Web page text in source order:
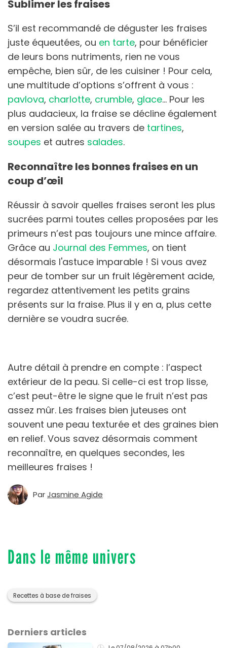
Sublimer les fraises
S’il est recommandé de déguster les fraises
juste équeutées, ou en tarte, pour bénéficier
de leurs bons nutriments, rien ne vous
empêche, bien sûr, de les cuisiner ! Pour cela,
une multitude d’options s’offrent à vous :
pavlova, charlotte, crumble, glace… Pour les
plus audacieux, la fraise se décline également
en version salée au travers de tartines,
soupes et autres salades.
Reconnaître les bonnes fraises en un
coup d’œil
Réussir à savoir quelles fraises seront les plus
sucrées parmi toutes celles proposées par les
primeurs n’est pas toujours une mince affaire.
Grâce au Journal des Femmes, on tient
désormais l'astuce imparable ! Si vous avez
peur de tomber sur un fruit légèrement acide,
regardez attentivement les petits grains
présents sur la fraise. Plus il y en a, plus cette
dernière se voudra sucrée.
Autre détail à prendre en compte : l’aspect
extérieur de la peau. Si celle-ci est trop lisse,
c’est peut-être le signe que le fruit n’est pas
assez mûr. Les fraises bien juteuses ont
souvent une peau texturée et des graines bien
en relief. Vous savez désormais comment
reconnaître, en quelques secondes, les
meilleures fraises !
ParJasmine Agide
Dans le même univers
Recettes à base de fraises
Derniers articles